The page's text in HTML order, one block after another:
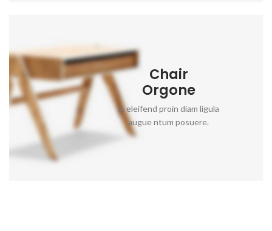
Chair
Orgone
A eleifend proin diam ligula
augue ntum posuere.